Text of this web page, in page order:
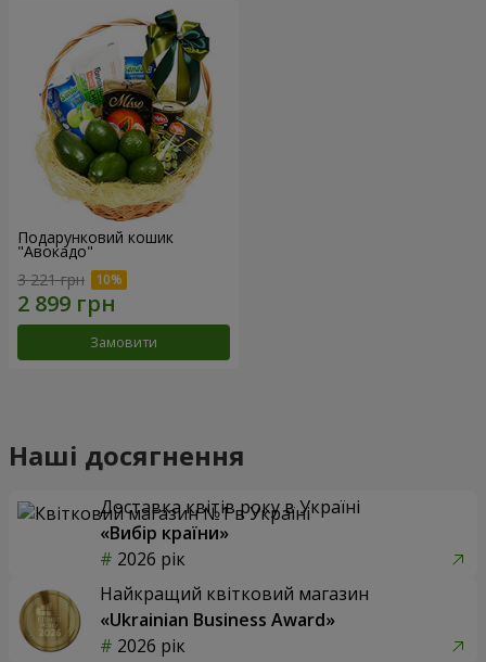
Подарунковий кошик
"Авокадо"
3 221 грн
Замовити
Наші досягнення
Доставка квітів року в Україні
«Вибір країни»
2026 рік
Найкращий квітковий магазин
«Ukrainian Business Award»
2026 рік